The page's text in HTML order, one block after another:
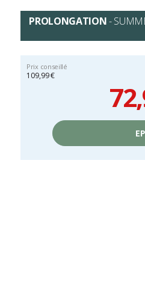
PROLONGATION-
Prix conseillé
109,99 €